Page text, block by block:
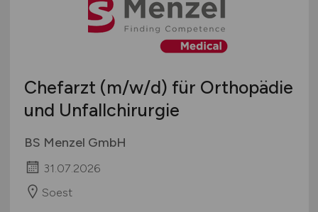
Chefarzt (m/w/d) für Orthopädie
und Unfallchirurgie
BS Menzel GmbH
31.07.2026
Soest